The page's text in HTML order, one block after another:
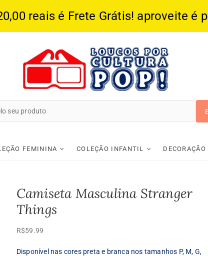
reais é Frete Grátis! aproveite é
Loucos Por Cultura
FEMININA COLEÇÃO INFANTIL DECORAÇÃO
Camiseta Masculina Stranger
Things
R$59.99
Disponível nas cores preta e branca nos tamanhos P, M, G,